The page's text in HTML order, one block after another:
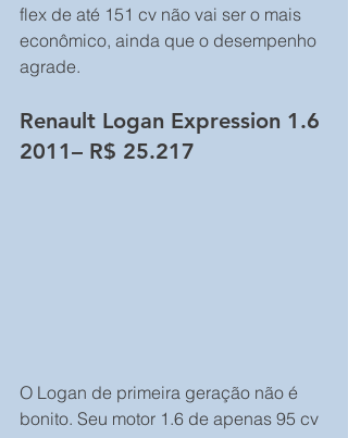
flex de até 151 cv não vai ser o mais
econômico, ainda que o desempenho
agrade.
Renault Logan Expression 1.6
2011– R$ 25.217
O Logan de primeira geração não é
bonito. Seu motor 1.6 de apenas 95 cv